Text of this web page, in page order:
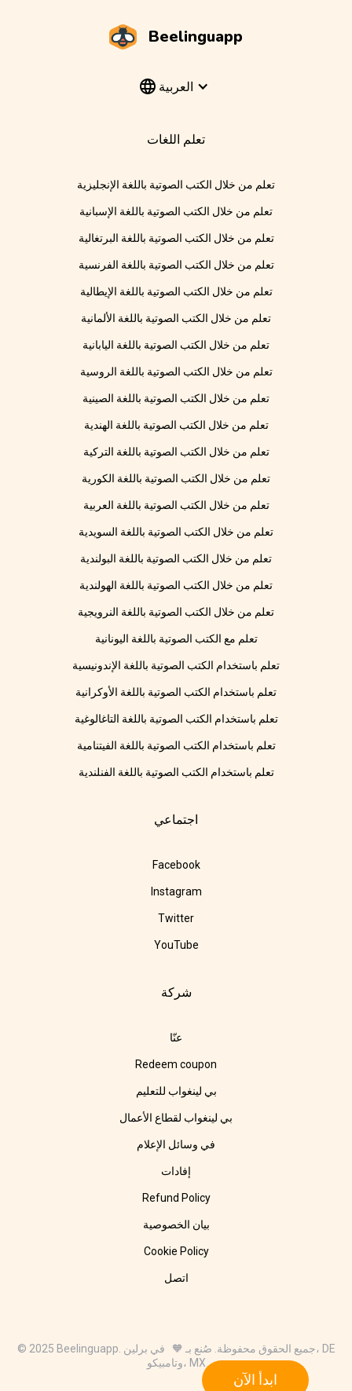
ابدأ الآن
Beelinguapp
العربية
تعلم اللغات
تعلم من خلال الكتب الصوتية باللغة الإنجليزية
تعلم من خلال الكتب الصوتية باللغة الإسبانية
تعلم من خلال الكتب الصوتية باللغة البرتغالية
تعلم من خلال الكتب الصوتية باللغة الفرنسية
تعلم من خلال الكتب الصوتية باللغة الإيطالية
تعلم من خلال الكتب الصوتية باللغة الألمانية
تعلم من خلال الكتب الصوتية باللغة اليابانية
تعلم من خلال الكتب الصوتية باللغة الروسية
تعلم من خلال الكتب الصوتية باللغة الصينية
تعلم من خلال الكتب الصوتية باللغة الهندية
تعلم من خلال الكتب الصوتية باللغة التركية
تعلم من خلال الكتب الصوتية باللغة الكورية
تعلم من خلال الكتب الصوتية باللغة العربية
تعلم من خلال الكتب الصوتية باللغة السويدية
تعلم من خلال الكتب الصوتية باللغة البولندية
تعلم من خلال الكتب الصوتية باللغة الهولندية
تعلم من خلال الكتب الصوتية باللغة النرويجية
تعلم مع الكتب الصوتية باللغة اليونانية
تعلم باستخدام الكتب الصوتية باللغة الإندونيسية
تعلم باستخدام الكتب الصوتية باللغة الأوكرانية
تعلم باستخدام الكتب الصوتية باللغة التاغالوغية
تعلم باستخدام الكتب الصوتية باللغة الفيتنامية
تعلم باستخدام الكتب الصوتية باللغة الفنلندية
اجتماعي
Facebook
Instagram
Twitter
YouTube
شركة
عنّا
Redeem coupon
بي لينغواب للتعليم
بي لينغواب لقطاع الأعمال
في وسائل الإعلام
إفادات
Refund Policy
بيان الخصوصية
Cookie Policy
اتصل
© 2025 Beelinguapp. جميع الحقوق محفوظة. صُنع بـ 🧡 في برلين، DE
وتامبيكو، MX